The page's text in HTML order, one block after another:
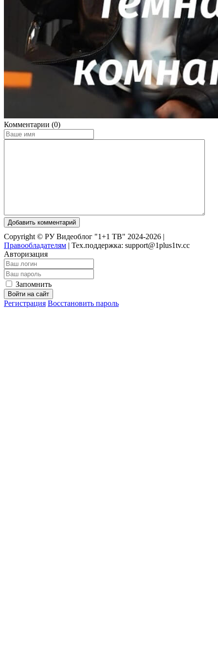
Комментарии (0)
Добавить комментарий
Copyright © РУ Видеоблог "1+1 ТВ" 2024-2026 |
Правообладателям | Тех.поддержка: support@1plus1tv.cc
Авторизация
Запомнить
Войти на сайт
Регистрация Восстановить пароль